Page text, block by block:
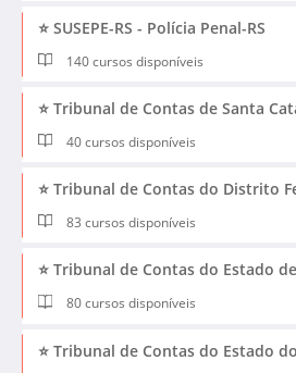
⭐ SUSEPE-RS - Polícia Penal-RS
140 cursos disponíveis
⭐ Tribunal de Contas de Santa
40 cursos disponíveis
⭐ Tribunal de Contas do Distrito
83 cursos disponíveis
⭐ Tribunal de Contas do Estado
80 cursos disponíveis
⭐ Tribunal de Contas do Estado